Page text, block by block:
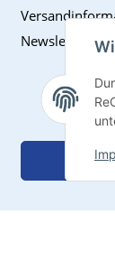
Newsletter